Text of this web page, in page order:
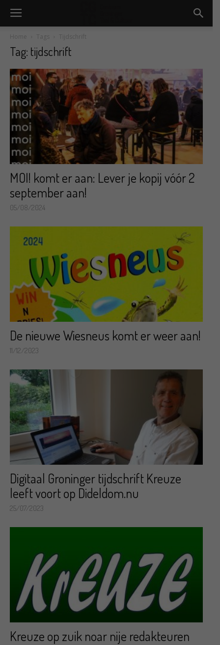
Home Tags Tijdschrift
Tag: tijdschrift
MOI! komt er aan: Lever je kopij vóór 2
september aan!
05/08/2024
De nieuwe Wiesneus komt er weer aan!
11/12/2023
Digitaal Groninger tijdschrift Kreuze
leeft voort op Dideldom.nu
25/07/2023
Kreuze op zuik noar nije redakteuren